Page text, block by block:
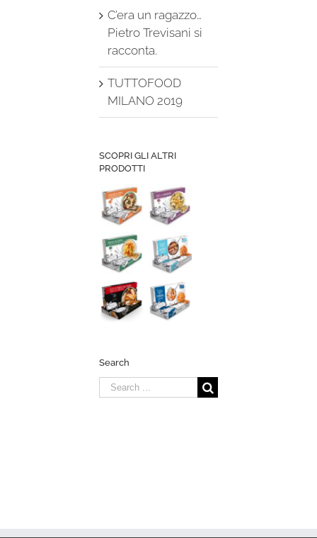
C’era un ragazzo…
Pietro Trevisani si
racconta.
TUTTOFOOD
MILANO 2019
SCOPRI GLI ALTRI
PRODOTTI
Search
Search
for: